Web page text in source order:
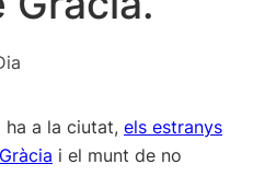
a la ciutat, els estranys
i el munt de no